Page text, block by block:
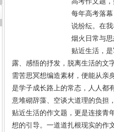
每年高考落
说纷纭。在
烟火日常与
贴近生活，
露、感悟的抒发，脱离生活的文
需苦思冥想编造素材，便能从亲
是学子成长路上的常态，人人都
意堆砌辞藻、空谈大道理的负担
贴近生活的作文题，更是连接青
想的引导。一道道扎根现实的作